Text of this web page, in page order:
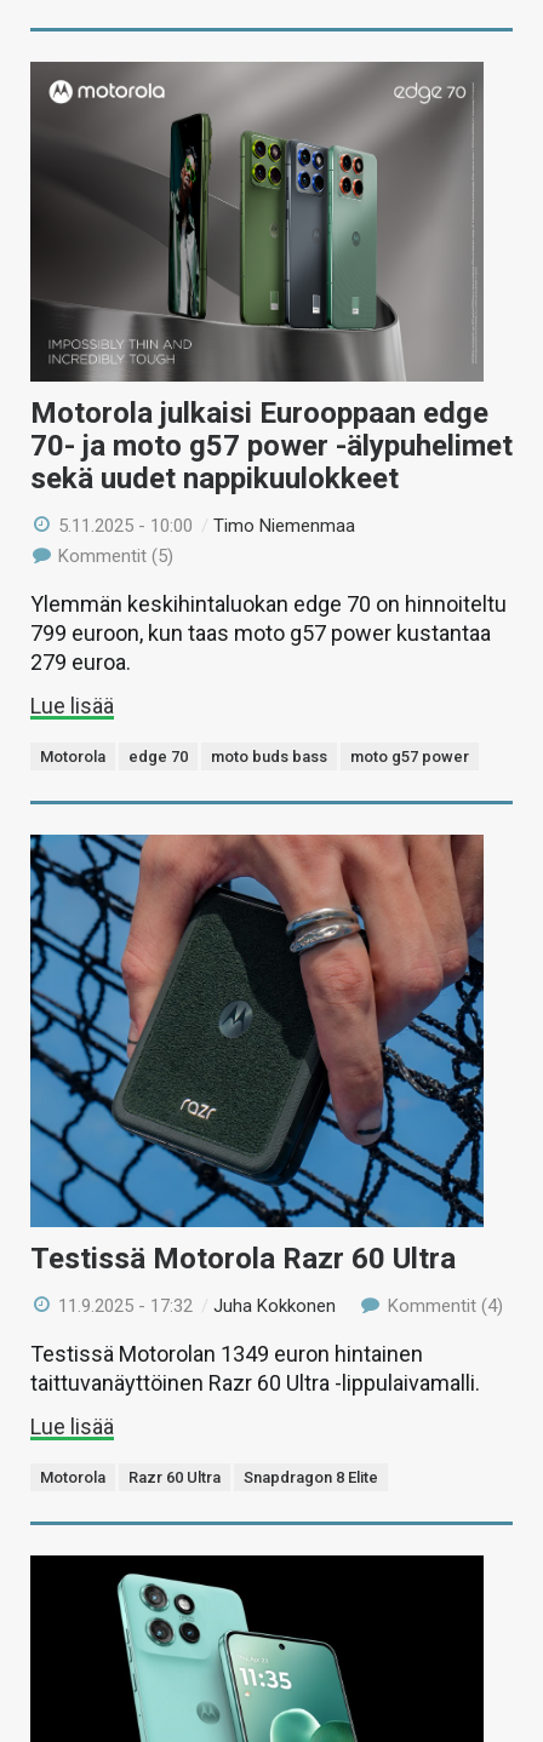
Motorola julkaisi Eurooppaan edge
70- ja moto g57 power -älypuhelimet
sekä uudet nappikuulokkeet
5.11.2025 - 10:00 /Timo Niemenmaa
Kommentit (5)
Ylemmän keskihintaluokan edge 70 on hinnoiteltu
799 euroon, kun taas moto g57 power kustantaa
279 euroa.
Lue lisää
Motorola edge 70 moto buds bass moto g57 power
Testissä Motorola Razr 60 Ultra
11.9.2025 - 17:32 /Juha Kokkonen Kommentit (4)
Testissä Motorolan 1349 euron hintainen
taittuvanäyttöinen Razr 60 Ultra -lippulaivamalli.
Lue lisää
Motorola Razr 60 Ultra Snapdragon 8 Elite